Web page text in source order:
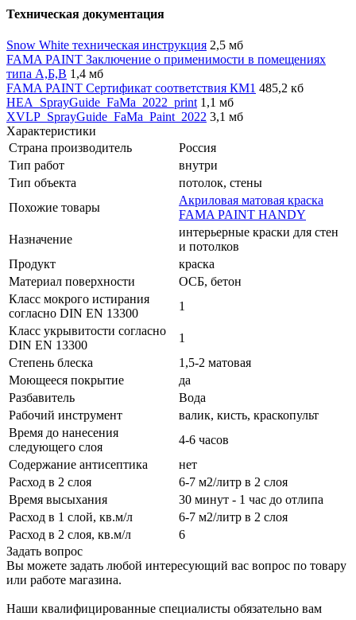
Техническая документация
Snow White техническая инструкция 2,5 мб
FAMA PAINT Заключение о применимости в помещениях
типа А,Б,В 1,4 мб
FAMA PAINT Сертификат соответствия КМ1 485,2 кб
HEA_SprayGuide_FaMa_2022_print 1,1 мб
XVLP_SprayGuide_FaMa_Paint_2022 3,1 мб
Характеристики
Страна производитель
Россия
Тип работ
внутри
Тип объекта
потолок, стены
Похожие товары
Акриловая матовая краска
FAMA PAINT HANDY
Назначение
интерьерные краски для стен
и потолков
Продукт
краска
Материал поверхности
ОСБ, бетон
Класс мокрого истирания
согласно DIN EN 13300
1
Класс укрывитости согласно
DIN EN 13300
1
Степень блеска
1,5-2 матовая
Моющееся покрытие
да
Разбавитель
Вода
Рабочий инструмент
валик, кисть, краскопульт
Время до нанесения
следующего слоя
4-6 часов
Содержание антисептика
нет
Расход в 2 слоя
6-7 м2/литр в 2 слоя
Время высыхания
30 минут - 1 час до отлипа
Расход в 1 слой, кв.м/л
6-7 м2/литр в 2 слоя
Расход в 2 слоя, кв.м/л
6
Задать вопрос
Вы можете задать любой интересующий вас вопрос по товару
или работе магазина.
Наши квалифицированные специалисты обязательно вам